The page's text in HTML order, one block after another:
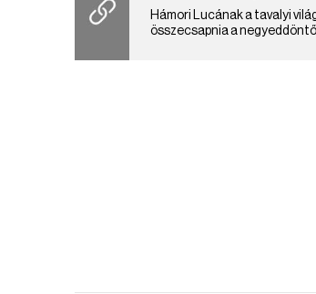
Hámori Lucának a tavalyi
összecsapnia a